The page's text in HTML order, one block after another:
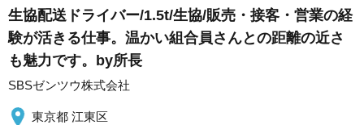
生協配送ドライバー/1.5t/生協/販売・接客・営業の経
験が活きる仕事。温かい組合員さんとの距離の近さ
も魅力です。by所長
SBSゼンツウ株式会社
東京都 江東区